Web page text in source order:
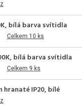
bílá barva svítidla
Celkem 10 ks
bílá barva svítidla
Celkem 9 ks
hranaté IP20, bílé